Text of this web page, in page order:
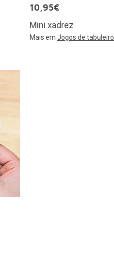
10,95€
Mini xadrez
Mais em Jogos de tabuleiro